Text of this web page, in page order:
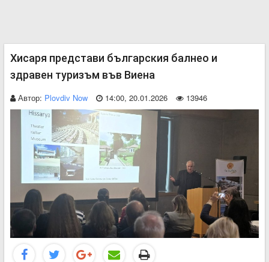
Хисаря представи българския балнео и
здравен туризъм във Виена
Автор: Plovdiv Now 14:00, 20.01.2026 13946